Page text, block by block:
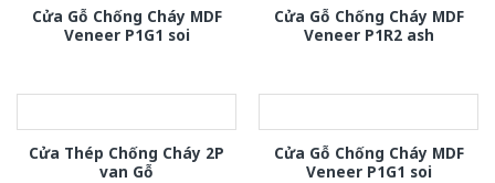
Cửa Gỗ Chống Cháy MDF
Veneer P1G1 soi
Cửa Gỗ Chống Cháy MDF
Veneer P1R2 ash
Cửa Thép Chống Cháy 2P
van Gỗ
Cửa Gỗ Chống Cháy MDF
Veneer P1G1 soi